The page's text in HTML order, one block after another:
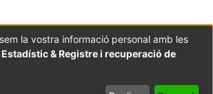
Metadades
la vostra informació personal amb les
Estadístic & Registre i recuperació de